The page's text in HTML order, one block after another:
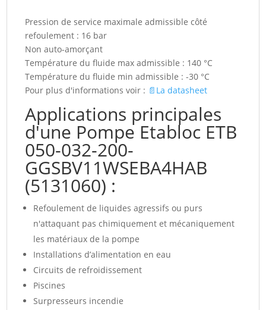
Pression de service maximale admissible côté
refoulement : 16 bar
Non auto-amorçant
Température du fluide max admissible : 140 °C
Température du fluide min admissible : -30 °C
Pour plus d'informations voir : 📄La datasheet
Applications principales
d'une Pompe Etabloc ETB
050-032-200-
GGSBV11WSEBA4HAB
(5131060) :
Refoulement de liquides agressifs ou purs
n'attaquant pas chimiquement et mécaniquement
les matériaux de la pompe
Installations d’alimentation en eau
Circuits de refroidissement
Piscines
Surpresseurs incendie